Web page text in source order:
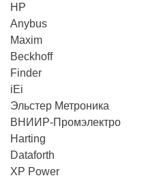
HP
Anybus
Maxim
Beckhoff
Finder
iEi
Эльстер Метроника
ВНИИР-Промэлектро
Harting
Dataforth
XP Power